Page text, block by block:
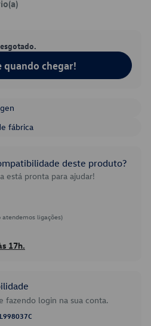
quando chegar!
fábrica
deste produto?
está pronta para ajudar!
atendemos ligações)
17h.
fazendo login na sua conta.